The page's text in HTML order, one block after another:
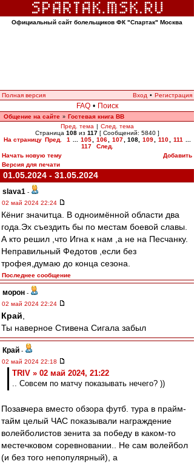
Официальный сайт болельщиков ФК "Спартак" Москва
Полная версия Вход • Регистрация
FAQ • Поиск
Общение на сайте » Гостевая книга ВВ
Пред. тема | След. тема
Страница 108из 117[ Сообщений: 5840 ]
На страницу Пред. 1 105 106 107 108 109 110 111
117
След.
Начать новую тему
Добавить
Версия для печати
01.05.2024 - 31.05.2024
slava1 -
02 май 2024 22:24
Кёниг значитца. В одноимённой области два
года.Эх съездить бы по местам боевой славы.
А кто решил ,что Игна к нам ,а не на Песчанку.
Неправильный Федотов ,если без
трофея,думаю до конца cезона.
Последнее сообщение
морон -
02 май 2024 22:24
Край
Ты наверное Стивена Сигала забыл
Край -
02 май 2024 22:18
TRIV » 02 май 2024, 21:22
.. Совсем по матчу показывать нечего? ))
Позавчера вместо обзора футб. тура в прайм-
тайм целый ЧАС показывали награждение
волейболистов зенита за победу в каком-то
местечковом соревновании.. Не сам волейбол
(и без того непопулярный), а